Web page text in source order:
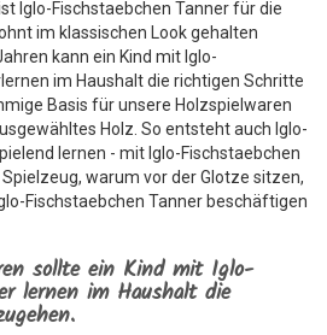
Iglo-Fischstaebchen Tanner für die
im klassischen Look gehalten
kann ein Kind mit Iglo-
im Haushalt die richtigen Schritte
Basis für unsere Holzspielwaren
Holz. So entsteht auch Iglo-
lernen - mit Iglo-Fischstaebchen
warum vor der Glotze sitzen,
Fischstaebchen Tanner beschäftigen
sollte ein Kind mit Iglo-
lernen im Haushalt die